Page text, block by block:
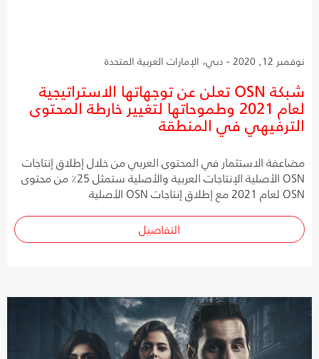
نوفمبر 12, 2020 - دبي، الإمارات العربية المتحدة
شبكة OSN تعلن عن توجهاتها الاستراتيجية
لعام 2021 وطموحاتها لتغيير خارطة المحتوى
الترفيهي في المنطقة
مضاعفة الاستثمار في المحتوى العربي من خلال إطلاق إنتاجات
OSN الأصلية الإنتاجات العربية والأصلية ستمثل 25٪ من محتوى
OSN لعام 2021 مع إطلاق إنتاجات OSN الأصلية
التفاصيل